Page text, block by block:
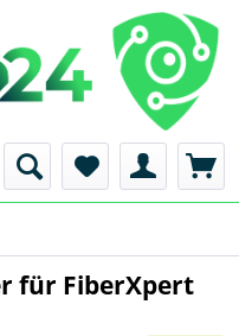
für FiberXpert